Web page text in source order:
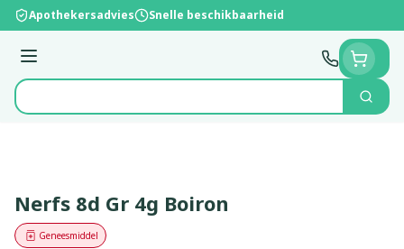
Ga naar de inhoud
Apothekersadvies Snelle beschikbaarheid
Menu
Product, merk, categorie...
Zoek
Nerfs 8d Gr 4g Boiron
Geneesmiddel